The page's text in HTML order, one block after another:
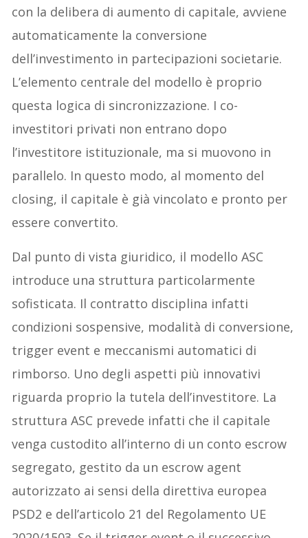
con la delibera di aumento di capitale, avviene
automaticamente la conversione
dell’investimento in partecipazioni societarie.
L’elemento centrale del modello è proprio
questa logica di sincronizzazione. I co-
investitori privati non entrano dopo
l’investitore istituzionale, ma si muovono in
parallelo. In questo modo, al momento del
closing, il capitale è già vincolato e pronto per
essere convertito.
Dal punto di vista giuridico, il modello ASC
introduce una struttura particolarmente
sofisticata. Il contratto disciplina infatti
condizioni sospensive, modalità di conversione,
trigger event e meccanismi automatici di
rimborso. Uno degli aspetti più innovativi
riguarda proprio la tutela dell’investitore. La
struttura ASC prevede infatti che il capitale
venga custodito all’interno di un conto escrow
segregato, gestito da un escrow agent
autorizzato ai sensi della direttiva europea
PSD2 e dell’articolo 21 del Regolamento UE